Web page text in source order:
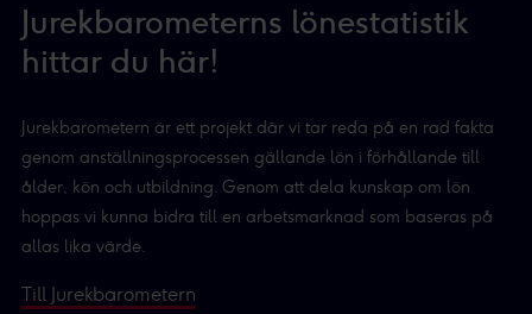
välja att välja vilken insamling du godkänner och klicka
på "tillåt urval".
teknik och hur vi samlar in och behandlar personuppgifter
i vår
integritetspolicy.
Vi och våra partners processar den insamlade datan
Personaliserat innehåll och annonser, statistik från
Jurekbarometerns lönestatistik
hittar du här!
Jurekbarometern är ett projekt där vi tar reda på en rad fakta
genom anställningsprocessen gällande lön i förhållande till
ålder, kön och utbildning. Genom att dela kunskap om lön
hoppas vi kunna bidra till en arbetsmarknad som baseras på
allas lika värde.
Till Jurekbarometern